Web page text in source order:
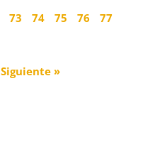
73 74 75 76 77
Siguiente »